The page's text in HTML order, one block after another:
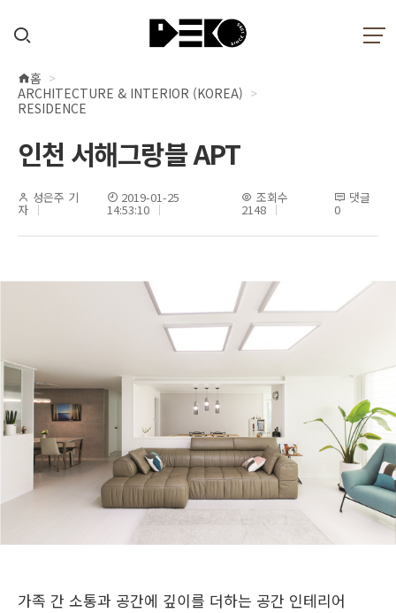
현
재
치
홈
ARCHITECTURE & INTERIOR (KOREA)
RESIDENCE
인천 서해그랑블 APT
성은주 기
자
2019-01-25
14:53:10
조회수
2148
댓글
0
가족 간 소통과 공간에 깊이를 더하는 공간 인테리어